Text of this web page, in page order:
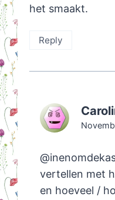
het smaakt.
Reply
vertellen met
en hoeveel /